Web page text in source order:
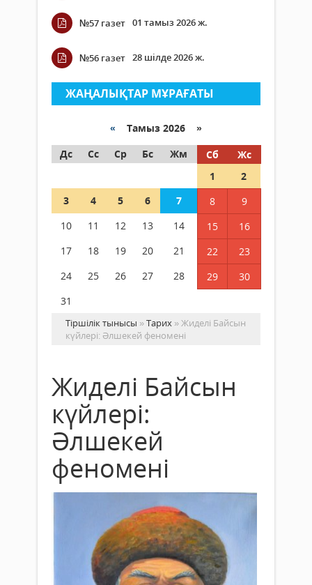
№57 газет 01 тамыз 2026 ж.
№56 газет 28 шілде 2026 ж.
ЖАҢАЛЫҚТАР МҰРАҒАТЫ
« Тамыз 2026 »
Дс
Сс Ср Бс Жм Сб
Жс
1
2
3
4 5 6 7 8
9
10
11 12 13 14 15
16
17
18 19 20 21 22
23
24
25 26 27 28 29
30
31
Тіршілік тынысы »Тарих » Жиделі Байсын
күйлері: Әлшекей феномені
Жиделі Байсын
күйлері:
Әлшекей
феномені